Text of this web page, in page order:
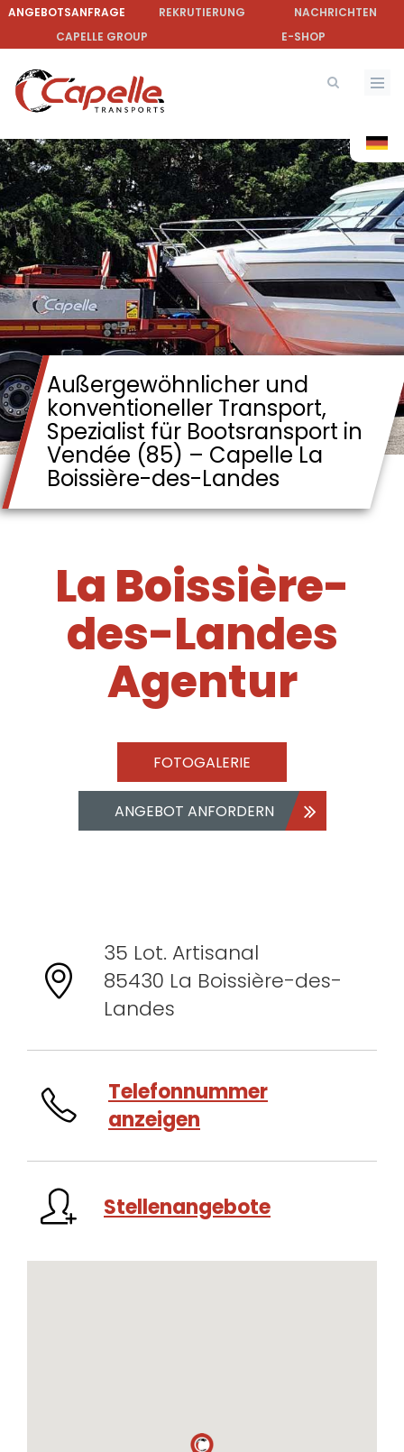
Direkt
Inhalt
ANGEBOTSANFRAGE REKRUTIERUNG
NACHRICHTEN
CAPELLE GROUP
E-SHOP
Außergewöhnlicher und
konventioneller Transport,
Spezialist für Bootsransport in
Vendée (85) – Capelle La
Boissière-des-Landes
La Boissière-
des-Landes
Agentur
FOTOGALERIE
ANGEBOT ANFORDERN
35 Lot. Artisanal
85430 La Boissière-des-
Landes
Telefonnummer
anzeigen
Stellenangebote